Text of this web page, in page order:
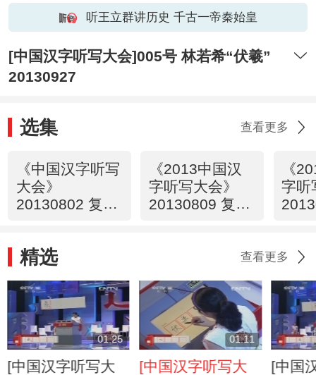
听王立群讲历史 千古一帝秦始皇
[中国汉字听写大会]005号 林若希“伏羲”
20130927
选集 查看更多
《中国汉字听写
大会》
20130802 复赛
《2013中国汉
字听写大会》
20130809 复赛
《
字听
精选 查看更多
01:25
[中国汉字听写大
01:11
[中国汉字听写大
[中国